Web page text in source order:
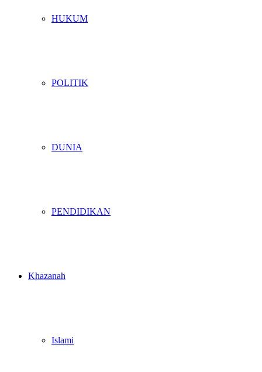
HUKUM
POLITIK
DUNIA
PENDIDIKAN
Khazanah
Islami